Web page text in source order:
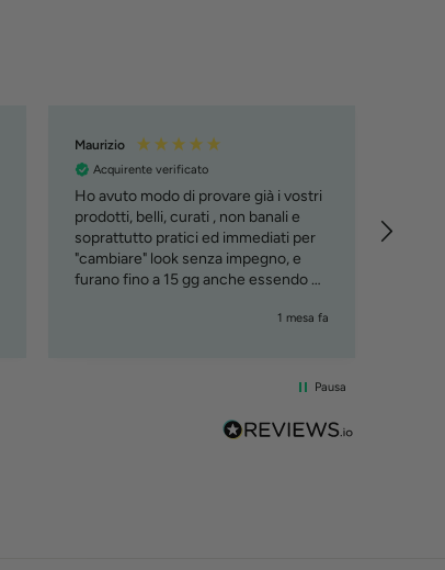
Maurizio
Acquirente verificato
Ho avuto modo di provare già i vostri
prodotti, belli, curati , non banali e
soprattutto pratici ed immediati per
"cambiare" look senza impegno, e
furano fino a 15 gg anche essendo al
1 mesa fa
Pausa